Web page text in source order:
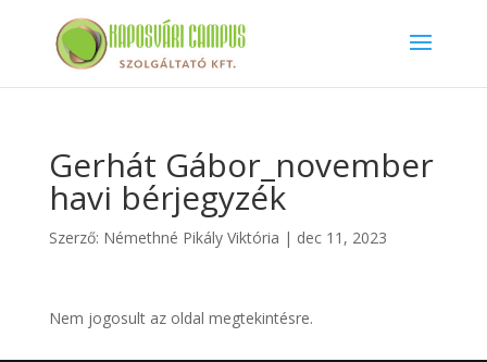
Gerhát Gábor_november
havi bérjegyzék
Szerző: Némethné Pikály Viktória | dec 11, 2023
Nem jogosult az oldal megtekintésre.